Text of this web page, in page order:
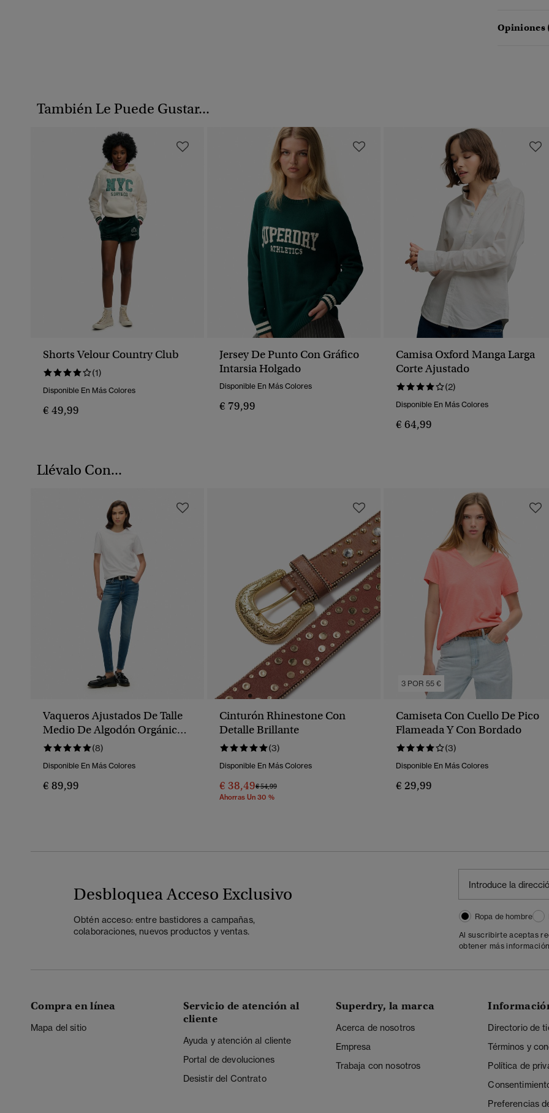
Opiniones
También Le Puede Gustar...
Shorts Velour Country Club
(1)
Disponible En Más Colores
€ 49,99
Jersey De Punto Con Gráfico
Intarsia Holgado
Disponible En Más Colores
€ 79,99
Camisa Oxford Manga Larga
Corte Ajustado
(2)
Disponible En Más Colores
€ 64,99
Llévalo Con...
Vaqueros Ajustados De Talle
Medio De Algodón Orgánico
Vintage
(8)
Disponible En Más Colores
€ 89,99
Cinturón Rhinestone Con
Detalle Brillante
(3)
Disponible En Más Colores
€ 38,49Precio Rebajado De
€ 54,99A
Ahorras Un 30 %
3 POR 55 €
Camiseta Con Cuello De Pico
Flameada Y Con Bordado
(3)
Disponible En Más Colores
€ 29,99
Desbloquea Acceso Exclusivo
Obtén acceso: entre bastidores a campañas,
colaboraciones, nuevos productos y ventas.
Ropa de hombre
Al suscribirte aceptas
obtener más
Compra en línea
Mapa del sitio
Servicio de atención al
cliente
Ayuda y atención al cliente
Portal de devoluciones
Desistir del Contrato
Superdry, la marca
Acerca de nosotros
Empresa
Trabaja con nosotros
Directorio de
Términos y
Política de
Preferencias